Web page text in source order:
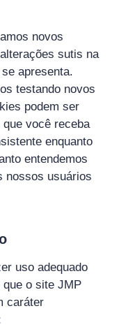
novos
sutis na
apresenta.
testando novos
podem ser
você receba
enquanto
entendemos
nossos usuários
uso adequado
que o site JMP
caráter